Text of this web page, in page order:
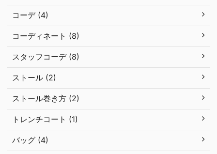
コーデ (4)
コーディネート (8)
スタッフコーデ (8)
ストール (2)
ストール巻き方 (2)
トレンチコート (1)
バッグ (4)